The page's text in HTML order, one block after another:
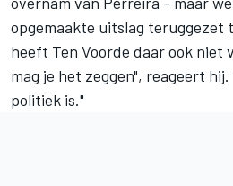
opgemaakte uitslag teruggezet
heeft Ten Voorde daar ook niet
mag je het zeggen", reageert
politiek is."